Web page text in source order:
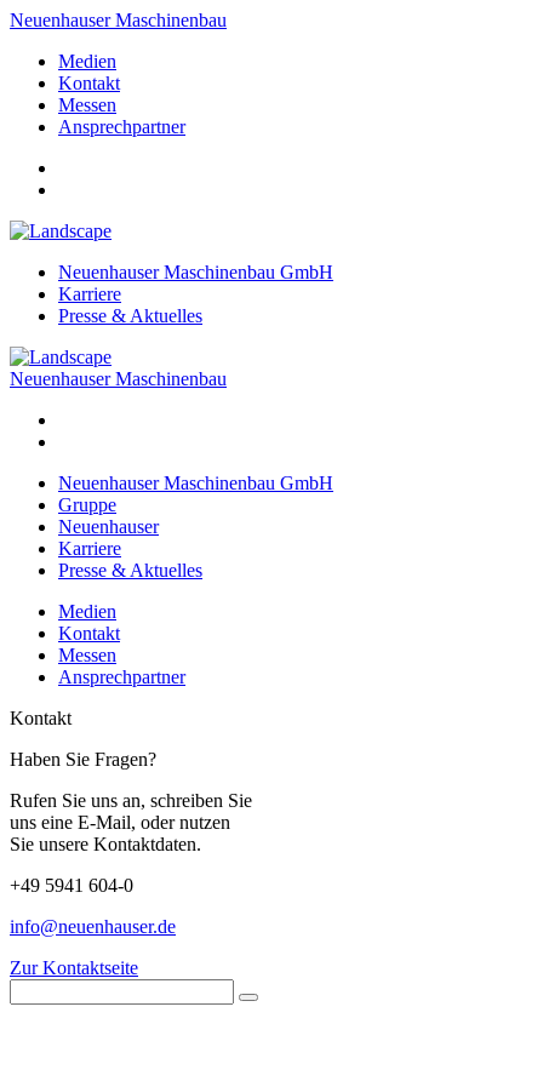
Neuenhauser Maschinenbau
Medien
Kontakt
Messen
Ansprechpartner
Neuenhauser Maschinenbau GmbH
Karriere
Presse & Aktuelles
Neuenhauser Maschinenbau
Neuenhauser Maschinenbau GmbH
Gruppe
Neuenhauser
Karriere
Presse & Aktuelles
Medien
Kontakt
Messen
Ansprechpartner
Kontakt
Haben Sie Fragen?
Rufen Sie uns an, schreiben Sie
uns eine E-Mail, oder nutzen
Sie unsere Kontaktdaten.
+49 5941 604-0
info@neuenhauser.de
Zur Kontaktseite